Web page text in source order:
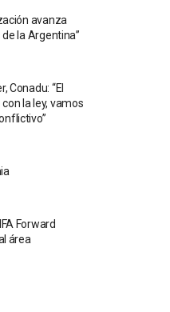
avanza
la Argentina”
Conadu: “El
la ley, vamos
Forward
área